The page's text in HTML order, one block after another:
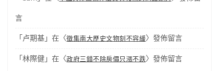
言
「 卢期基 」在〈徵集南大歷史文物刻不容緩〉發佈留言
「 林際健 」在〈政府三錯不除房價只漲不跌〉發佈留言